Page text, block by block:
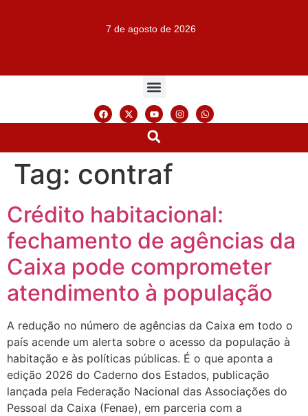
7 de agosto de 2026
Tag: contraf
Crédito habitacional:
fechamento de agências da
Caixa pode comprometer
atendimento à população
A redução no número de agências da Caixa em todo o
país acende um alerta sobre o acesso da população à
habitação e às políticas públicas. É o que aponta a
edição 2026 do Caderno dos Estados, publicação
lançada pela Federação Nacional das Associações do
Pessoal da Caixa (Fenae), em parceria com a